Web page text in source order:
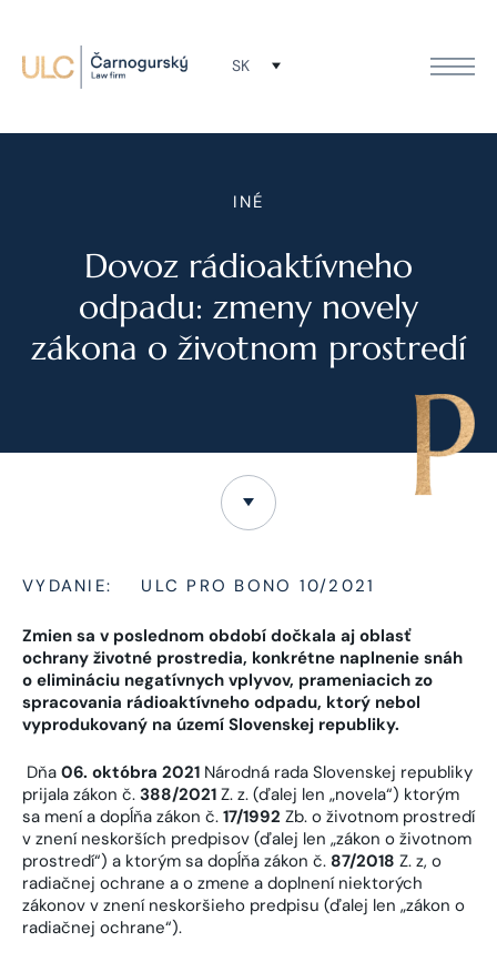
SK
INÉ
Dovoz rádioaktívneho
odpadu: zmeny novely
zákona o životnom prostredí
VYDANIE: ULC PRO BONO 10/2021
Zmien sa v poslednom období dočkala aj oblasť
ochrany životné prostredia, konkrétne naplnenie snáh
o elimináciu negatívnych vplyvov, prameniacich zo
spracovania rádioaktívneho odpadu, ktorý nebol
vyprodukovaný na území Slovenskej republiky.
Dňa 06. októbra 2021 Národná rada Slovenskej republiky
prijala zákon č. 388/2021 Z. z. (ďalej len „novela“) ktorým
sa mení a dopĺňa zákon č. 17/1992 Zb. o životnom prostredí
v znení neskorších predpisov (ďalej len „zákon o životnom
prostredí“) a ktorým sa dopĺňa zákon č. 87/2018 Z. z, o
radiačnej ochrane a o zmene a doplnení niektorých
zákonov v znení neskoršieho predpisu (ďalej len „zákon o
radiačnej ochrane“).